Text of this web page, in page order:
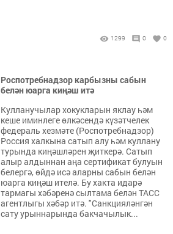
1299 0 0
Роспотребнадзор карбызны сабын
белән юарга киңәш итә
Кулланучылар хокукларын яклау һәм
кеше иминлеге өлкәсендә күзәтчелек
федераль хезмәте (Роспотребнадзор)
Россия халкына сатып алу һәм куллану
турында киңәшләрен җиткерә. Сатып
алыр алдыннан аңа сертификат булуын
белергә, өйдә исә аларны сабын белән
юарга киңәш ителә. Бу хакта идарә
тармагы хәбәренә сылтама белән ТАСС
агентлыгы хәбәр итә. "Санкцияләнгән
сату урыннарында бакчачылык...